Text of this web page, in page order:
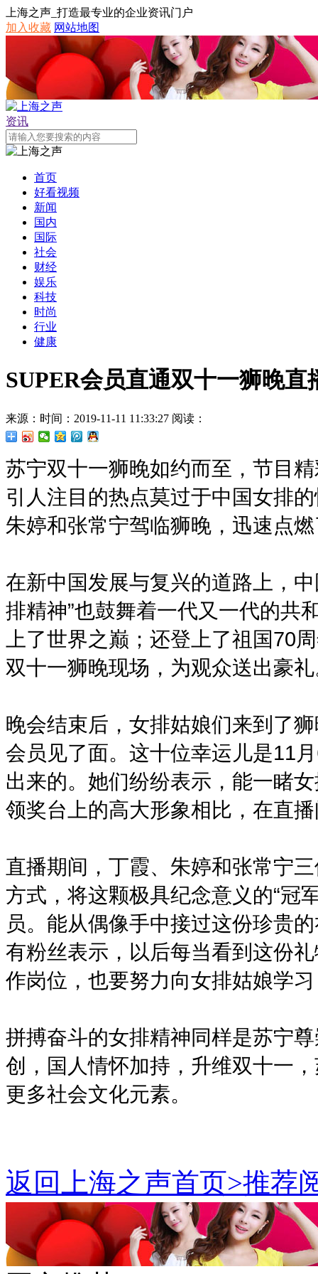
上海之声_打造最专业的企业资讯门户
加入收藏 网站地图
资讯
首页
好看视频
新闻
国内
国际
社会
财经
娱乐
科技
时尚
行业
健康
SUPER会员直通双十一狮晚
来源： 时间：2019-11-11 11:33:27 阅读：
苏宁双十一狮晚如约而至，节目
引人注目的热点莫过于中国女排
朱婷和张常宁驾临狮晚，迅速点
在新中国发展与复兴的道路上，
排精神”也鼓舞着一代又一代的共
上了世界之巅；还登上了祖国70
双十一狮晚现场，为观众送出豪
晚会结束后，女排姑娘们来到了
会员见了面。这十位幸运儿是11
出来的。她们纷纷表示，能一睹
领奖台上的高大形象相比，在直
直播期间，丁霞、朱婷和张常宁
方式，将这颗极具纪念意义的“冠
员。能从偶像手中接过这份珍贵
有粉丝表示，以后每当看到这份
作岗位，也要努力向女排姑娘学
拼搏奋斗的女排精神同样是苏宁
创，国人情怀加持，升维双十一
更多社会文化元素。
返回上海之声首页>推荐